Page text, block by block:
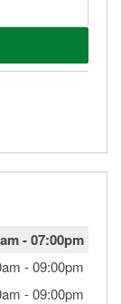
-07:00pm
-09:00pm
-09:00pm